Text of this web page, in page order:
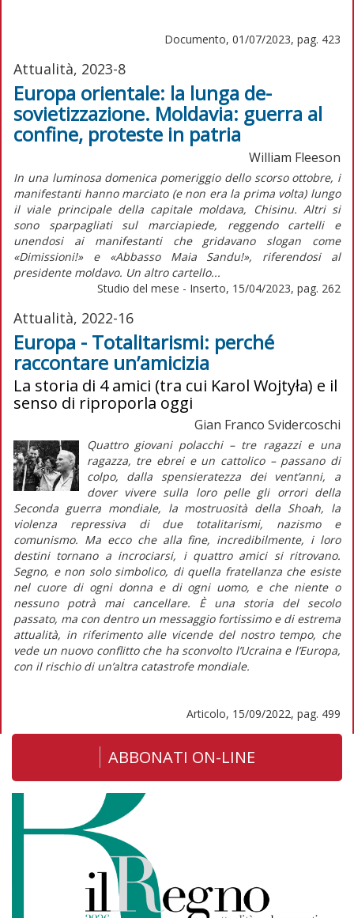
Documento, 01/07/2023, pag. 423
Attualità, 2023-8
Europa orientale: la lunga de-
sovietizzazione. Moldavia: guerra al
confine, proteste in patria
William Fleeson
In una luminosa domenica pomeriggio dello scorso ottobre, i
manifestanti hanno marciato (e non era la prima volta) lungo
il viale principale della capitale moldava, Chisinu. Altri si
sono sparpagliati sul marciapiede, reggendo cartelli e
unendosi ai manifestanti che gridavano slogan come
«Dimissioni!» e «Abbasso Maia Sandu!», riferendosi al
presidente moldavo. Un altro cartello...
Studio del mese - Inserto, 15/04/2023, pag. 262
Attualità, 2022-16
Europa - Totalitarismi: perché
raccontare un’amicizia
La storia di 4 amici (tra cui Karol Wojtyła) e il
senso di riproporla oggi
Gian Franco Svidercoschi
Quattro giovani polacchi – tre ragazzi e una
ragazza, tre ebrei e un cattolico – passano di
colpo, dalla spensieratezza dei vent’anni, a
dover vivere sulla loro pelle gli orrori della
Seconda guerra mondiale, la mostruosità della Shoah, la
violenza repressiva di due totalitarismi, nazismo e
comunismo. Ma ecco che alla fine, incredibilmente, i loro
destini tornano a incrociarsi, i quattro amici si ritrovano.
Segno, e non solo simbolico, di quella fratellanza che esiste
nel cuore di ogni donna e di ogni uomo, e che niente o
nessuno potrà mai cancellare. È una storia del secolo
passato, ma con dentro un messaggio fortissimo e di estrema
attualità, in riferimento alle vicende del nostro tempo, che
vede un nuovo conflitto che ha sconvolto l’Ucraina e l’Europa,
con il rischio di un’altra catastrofe mondiale.
Articolo, 15/09/2022, pag. 499
ABBONATI ON-LINE